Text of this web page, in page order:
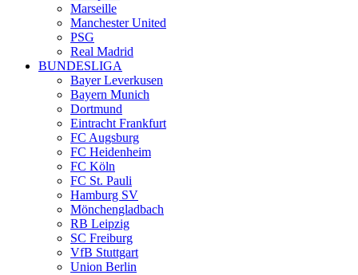
Marseille
Manchester United
PSG
Real Madrid
BUNDESLIGA
Bayer Leverkusen
Bayern Munich
Dortmund
Eintracht Frankfurt
FC Augsburg
FC Heidenheim
FC Köln
FC St. Pauli
Hamburg SV
Mönchengladbach
RB Leipzig
SC Freiburg
VfB Stuttgart
Union Berlin